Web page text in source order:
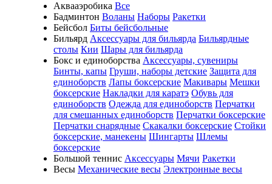
Аквааэробика Все
Бадминтон Воланы Наборы Ракетки
Бейсбол Биты бейсбольные
Бильярд Аксессуары для бильярда Бильярдные
столы Кии Шары для бильярда
Бокс и единоборства Аксессуары, сувениры
Бинты, капы Груши, наборы детские Защита для
единоборств Лапы боксерские Макивары Мешки
боксерские Накладки для каратэ Обувь для
единоборств Одежда для единоборств Перчатки
для смешанных единоборств Перчатки боксерские
Перчатки снарядные Скакалки боксерские Стойки
боксерские, манекены Шингарты Шлемы
боксерские
Большой теннис Аксессуары Мячи Ракетки
Весы Механические весы Электронные весы